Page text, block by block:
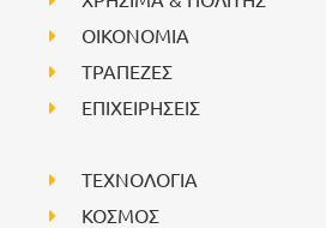
ΟΙΚΟΝΟΜΙΑ
ΤΡΑΠΕΖΕΣ
ΕΠΙΧΕΙΡΗΣΕΙΣ
ΤΕΧΝΟΛΟΓΙΑ
ΚΟΣΜΟΣ